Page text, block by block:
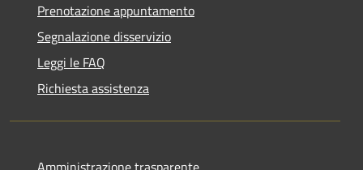
Prenotazione appuntamento
Segnalazione disservizio
Leggi le FAQ
Richiesta assistenza